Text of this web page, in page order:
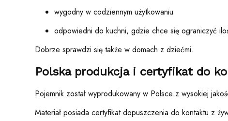
wygodny w codziennym użytkowaniu
odpowiedni do kuchni, gdzie chce się ograniczyć
Dobrze sprawdzi się także w domach z dziećmi.
Polska produkcja i certyfikat do
Pojemnik został wyprodukowany w Polsce z wysokiej
Materiał posiada certyfikat dopuszczenia do kontaktu z